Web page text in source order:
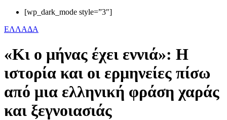
[wp_dark_mode style=”3″]
ΕΛΛΑΔΑ
«Κι ο μήνας έχει εννιά»: Η
ιστορία και οι ερμηνείες πίσω
από μια ελληνική φράση χαράς
και ξεγνοιασιάς